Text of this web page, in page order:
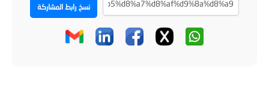
نسخ رابط المشاركة